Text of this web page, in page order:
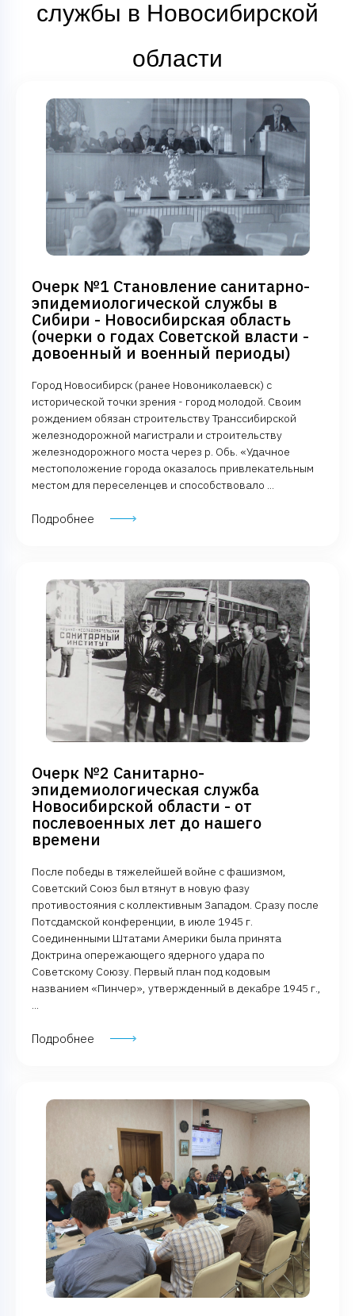
службы в Новосибирской
области
Очерк №1 Становление санитарно-
эпидемиологической службы в
Сибири - Новосибирская область
(очерки о годах Советской власти -
довоенный и военный периоды)
Город Новосибирск (ранее Новониколаевск) с
исторической точки зрения - город молодой. Своим
рождением обязан строительству Транссибирской
железнодорожной магистрали и строительству
железнодорожного моста через р. Обь. «Удачное
местоположение города оказалось привлекательным
местом для переселенцев и способствовало ...
Подробнее
Очерк №2 Санитарно-
эпидемиологическая служба
Новосибирской области - от
послевоенных лет до нашего
времени
После победы в тяжелейшей войне с фашизмом,
Советский Союз был втянут в новую фазу
противостояния с коллективным Западом. Сразу после
Потсдамской конференции, в июле 1945 г.
Соединенными Штатами Америки была принята
Доктрина опережающего ядерного удара по
Советскому Союзу. Первый план под кодовым
названием «Пинчер», утвержденный в декабре 1945 г.,
...
Подробнее